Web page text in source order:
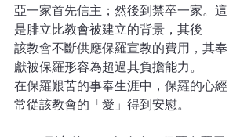
亞一家首先信主；然後到禁卒一家。這
是腓立比教會被建立的背景，其後
該教會不斷供應保羅宣教的費用，其奉
獻被保羅形容為超過其負擔能力。
在保羅艱苦的事奉生涯中，保羅的心經
常從該教會的「愛」得到安慰。